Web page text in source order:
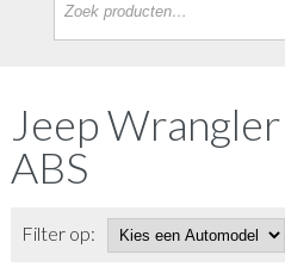
Jeep
ABS
Filter op: